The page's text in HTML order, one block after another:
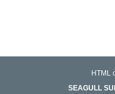
HTML
SEAGULL